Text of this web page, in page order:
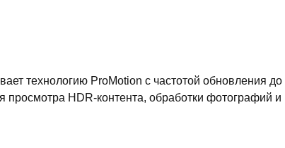
технологию ProMotion с частотой обновления
HDR-контента, обработки фотографий